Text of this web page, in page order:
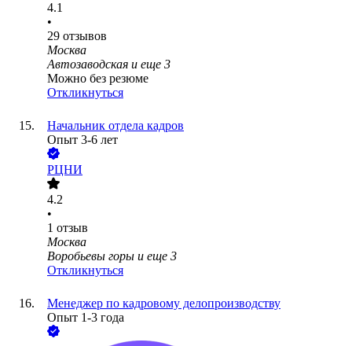
4.1
•
29 отзывов
Москва
Автозаводская и еще 3
Можно без резюме
Откликнуться
Начальник отдела кадров
Опыт 3-6 лет
РЦНИ
4.2
•
1 отзыв
Москва
Воробьевы горы и еще 3
Откликнуться
Менеджер по кадровому делопроизводству
Опыт 1-3 года